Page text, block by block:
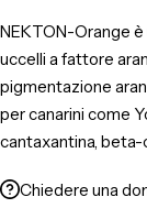
NEKTON-Orange
uccelli a fattore
pigmentazione
per canarini come
cantaxantina,
somministrare nel
Chiedere una